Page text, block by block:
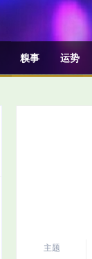
糗事 运势
主题